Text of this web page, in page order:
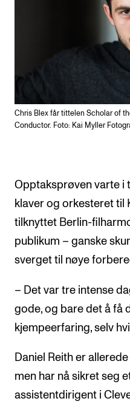
Chris Blex får tittelen Scholar of
Conductor. Foto: Kai Myller
Opptaksprøven varte i
klaver og orkesteret til
tilknyttet Berlin-
publikum – ganske
sverget til nøye
– Det var tre intense
gode, og bare det å få
kjempeerfaring, selv
Daniel Reith er
men har nå sikret seg
assistentdirigent i